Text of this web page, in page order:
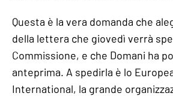
Questa è la vera domanda che
della lettera che giovedì verrà
Commissione, e che Domani ha
anteprima. A spedirla è lo
International, la grande